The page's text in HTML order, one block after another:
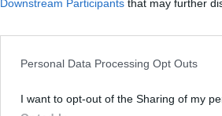
Downstream Participants that may further
Personal Data Processing Opt Outs
I want to opt-out of the Sharing of my